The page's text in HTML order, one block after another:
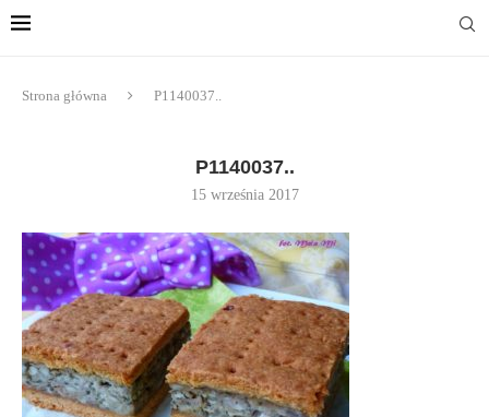
Strona główna P1140037..
P1140037..
15 września 2017